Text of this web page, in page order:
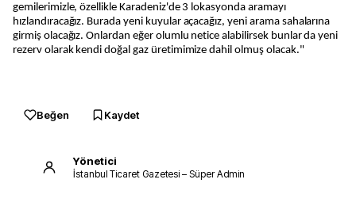
gemilerimizle, özellikle Karadeniz'de 3 lokasyonda aramayı
hızlandıracağız. Burada yeni kuyular açacağız, yeni arama sahalarına
girmiş olacağız. Onlardan eğer olumlu netice alabilirsek bunlar da yeni
rezerv olarak kendi doğal gaz üretimimize dahil olmuş olacak."
Beğen Kaydet
Yönetici
İstanbul Ticaret Gazetesi – Süper Admin